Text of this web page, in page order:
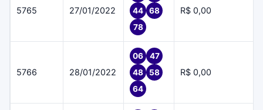
5765 27/01/2022
44
68
78
R$ 0,00
5766 28/01/2022
06
47
48
58
64
R$ 0,00